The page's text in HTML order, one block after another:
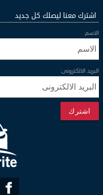
اشترك معنا ليصلك كل جديد
الاسم:
البريد الالكترونى:
اشترك